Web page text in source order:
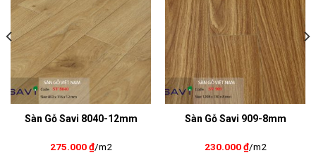
Sàn Gỗ Savi 8040-12mm
275.000₫/m2
Sàn Gỗ Savi 909-8mm
230.000₫/m2